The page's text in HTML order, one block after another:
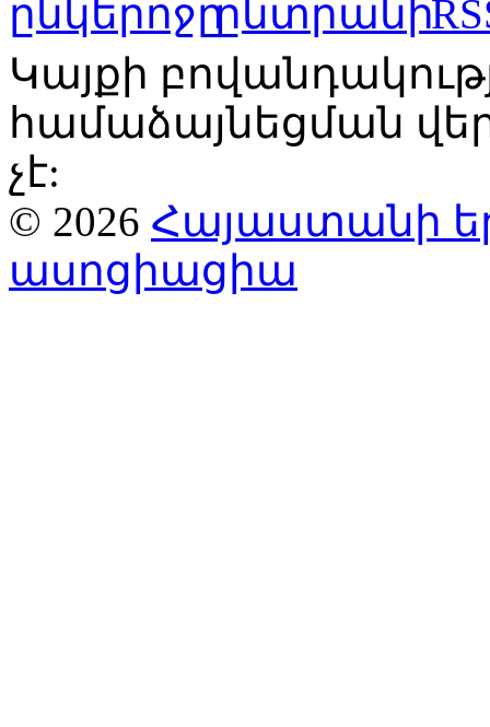
Կայքի
համաձայնեցման
չէ:
© 2026 Հայաստանի
ասոցիացիա